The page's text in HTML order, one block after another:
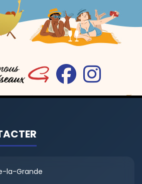
la-Grande